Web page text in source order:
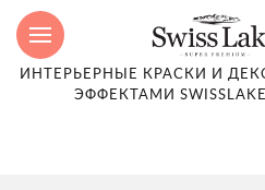
ИНТЕРЬЕРНЫЕ КРАСКИ И
ЭФФЕКТАМИ